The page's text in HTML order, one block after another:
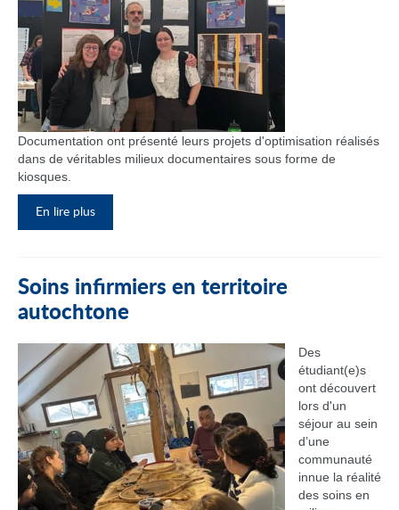
Documentation ont présenté leurs projets d'optimisation réalisés
dans de véritables milieux documentaires sous forme de
kiosques.
En lire plus
Soins infirmiers en territoire
autochtone
Des
étudiant(e)s
ont découvert
lors d'un
séjour au sein
d’une
communauté
innue la réalité
des soins en